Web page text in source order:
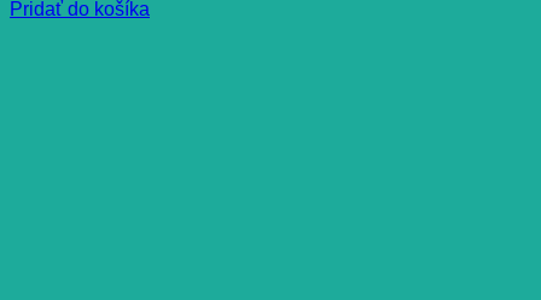
Pridať do košíka